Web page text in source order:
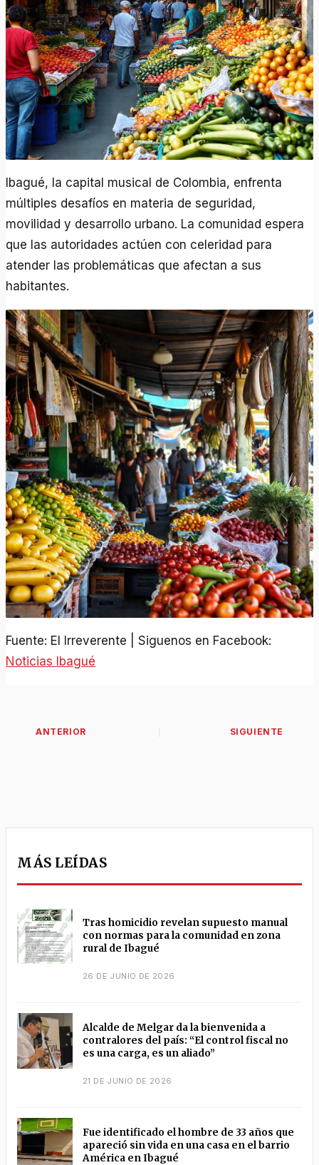
Ibagué, la capital musical de Colombia, enfrenta
múltiples desafíos en materia de seguridad,
movilidad y desarrollo urbano. La comunidad espera
que las autoridades actúen con celeridad para
atender las problemáticas que afectan a sus
habitantes.
Fuente: El Irreverente | Siguenos en Facebook:
Noticias Ibagué
MÁS LEÍDAS
Tras homicidio revelan supuesto manual
con normas para la comunidad en zona
rural de Ibagué
26 DE JUNIO DE 2026
Alcalde de Melgar da la bienvenida a
contralores del país: “El control fiscal no
es una carga, es un aliado”
21 DE JUNIO DE 2026
Fue identificado el hombre de 33 años que
apareció sin vida en una casa en el barrio
América en Ibagué